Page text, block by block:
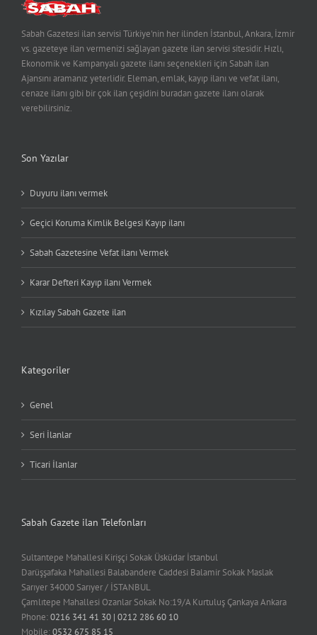
Sabah Gazetesi ilan servisi Türkiye'nin her ilinden İstanbul, Ankara, İzmir
vs. gazeteye ilan vermenizi sağlayan gazete ilan servisi sitesidir. Hızlı,
Ekonomik ve Kampanyalı gazete ilanı seçenekleri için Sabah ilan
Ajansını aramanız yeterlidir. Eleman, emlak, kayıp ilanı ve vefat ilanı,
cenaze ilanı gibi bir çok ilan çeşidini buradan gazete ilanı olarak
verebilirsiniz.
Son Yazılar
Duyuru ilanı vermek
Geçici Koruma Kimlik Belgesi Kayıp ilanı
Sabah Gazetesine Vefat ilanı Vermek
Karar Defteri Kayıp ilanı Vermek
Kızılay Sabah Gazete ilan
Kategoriler
Genel
Seri İlanlar
Ticari İlanlar
Sabah Gazete ilan Telefonları
Sultantepe Mahallesi Kirişçi Sokak Üsküdar İstanbul
Darüşşafaka Mahallesi Balabandere Caddesi Balamir Sokak Maslak
Sarıyer 34000 Sarıyer / İSTANBUL
Çamlıtepe Mahallesi Ozanlar Sokak No:19/A Kurtuluş Çankaya Ankara
Phone:0216 341 41 30 | 0212 286 60 10
Mobile:0532 675 85 15